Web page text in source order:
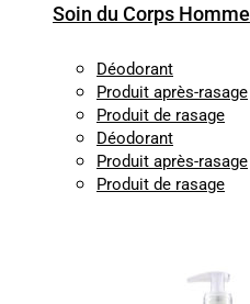
Soin du Corps Homme
Déodorant
Produit après-rasage
Produit de rasage
Déodorant
Produit après-rasage
Produit de rasage